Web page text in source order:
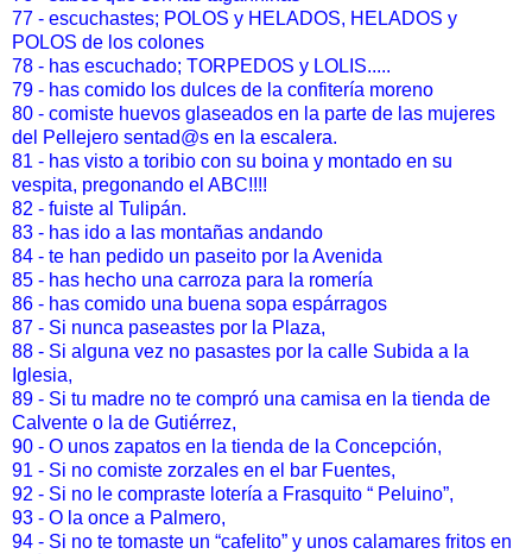
77 - escuchastes; POLOS y HELADOS, HELADOS y
POLOS de los colones
78 - has escuchado; TORPEDOS y LOLIS.....
79 - has comido los dulces de la confitería moreno
80 - comiste huevos glaseados en la parte de las mujeres
del Pellejero sentad@s en la escalera.
81 - has visto a toribio con su boina y montado en su
vespita, pregonando el ABC!!!!
82 - fuiste al Tulipán.
83 - has ido a las montañas andando
84 - te han pedido un paseito por la Avenida
85 - has hecho una carroza para la romería
86 - has comido una buena sopa espárragos
87 - Si nunca paseastes por la Plaza,
88 - Si alguna vez no pasastes por la calle Subida a la
Iglesia,
89 - Si tu madre no te compró una camisa en la tienda de
Calvente o la de Gutiérrez,
90 - O unos zapatos en la tienda de la Concepción,
91 - Si no comiste zorzales en el bar Fuentes,
92 - Si no le compraste lotería a Frasquito “ Peluino”,
93 - O la once a Palmero,
94 - Si no te tomaste un “cafelito” y unos calamares fritos en